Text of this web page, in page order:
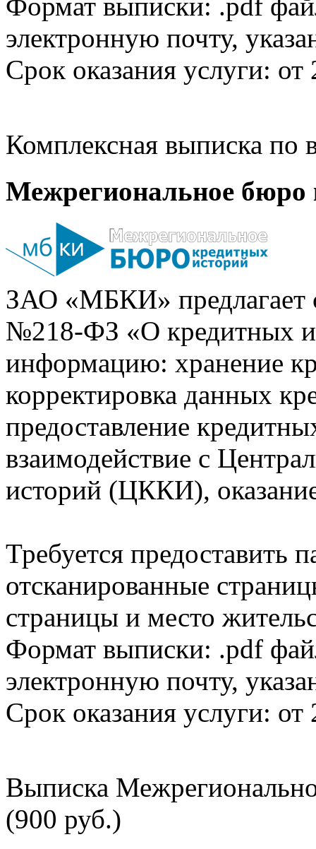
электронную почту,
Срок оказания услуги: от
Комплексная выписка
Межрегиональное бюро
ЗАО «МБКИ» предлагает
№218-ФЗ «О кредитных
информацию: хранение
корректировка данных
предоставление
взаимодействие с
историй (ЦККИ),
Требуется предоставить
отсканированные
страницы и место
Формат выписки: .pdf
электронную почту,
Срок оказания услуги: от
Выписка
(900 руб.)